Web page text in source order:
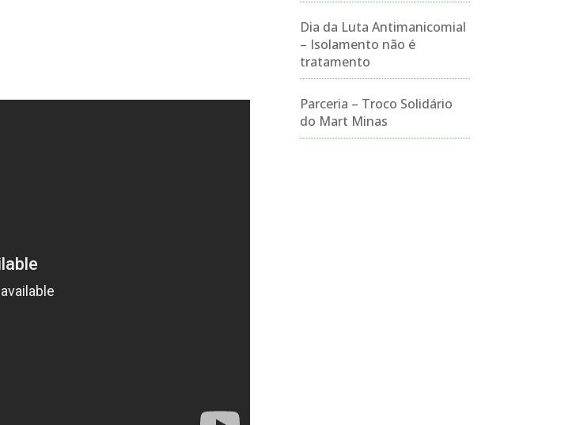
Dia da Luta Antimanicomial
– Isolamento não é
tratamento
Parceria – Troco Solidário
do Mart Minas